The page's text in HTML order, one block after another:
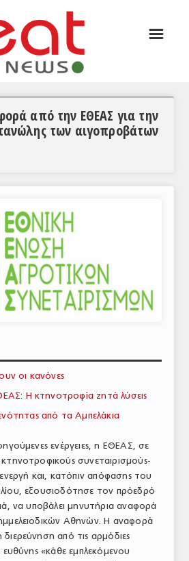
☰
από την ΕΘΕΑΣ για την
των αιγοπροβάτων
οι κανόνες
Η κτηνοτροφία ζητά λύσεις
από τα Αμπελάκια
ενέργειες, η ΕΘΕΑΣ, σε
συνεταιρισμούς-
και, κατόπιν απόφασης του
εξουσιοδότησε τον πρόεδρό
να υποβάλει μηνυτήρια αναφορά
Αθηνών. Η αναφορά
από τις αρμόδιες
ευθύνης «κάθε εμπλεκόμενου